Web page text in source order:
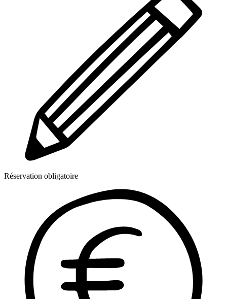
Réservation obligatoire